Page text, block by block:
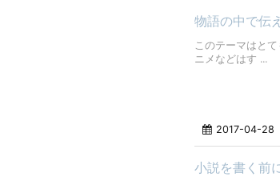
物語の中で伝
このテーマはと
ニメなどはす ...
2017-04-28
小説を書く前